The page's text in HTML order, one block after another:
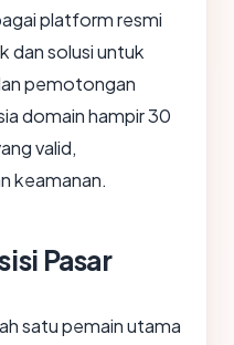
platform resmi
dan solusi untuk
pemotongan
domain hampir 30
valid,
keamanan.
Pasar
satu pemain utama